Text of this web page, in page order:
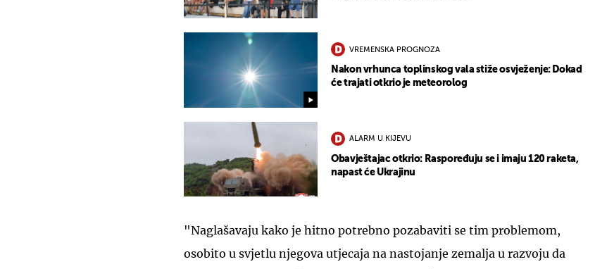
VREMENSKA PROGNOZA
Nakon vrhunca toplinskog vala stiže osvježenje: Dokad
će trajati otkrio je meteorolog
ALARM U KIJEVU
Obavještajac otkrio: Raspoređuju se i imaju 120 raketa,
napast će Ukrajinu
"Naglašavaju kako je hitno potrebno pozabaviti se tim problemom,
osobito u svjetlu njegova utjecaja na nastojanje zemalja u razvoju da